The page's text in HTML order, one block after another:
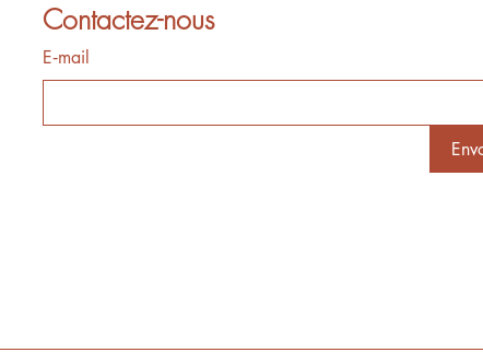
Contactez-nous
E‑mail